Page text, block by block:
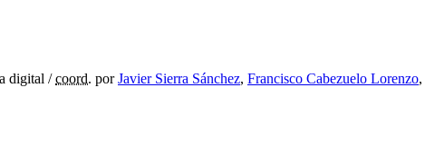
digital /coord. porJavier Sierra Sánchez, Francisco Cabezuelo Lorenzo,